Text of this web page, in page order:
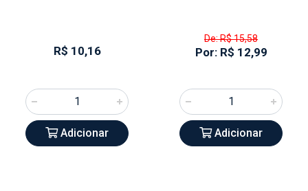
R$ 10,16
Adicionar
De: R$ 15,58
Por: R$ 12,99
Adicionar